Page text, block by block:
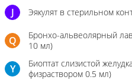
J Эякулят в стерильном
Q
Бронхо-альвеолярный
10 мл)
Y
Биоптат слизистой
физраствором 0.5 мл)